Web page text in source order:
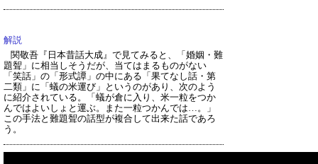
解説
関敬吾『日本昔話大成』で見てみると、「婚姻・難
題聟」に相当しそうだが、当てはまるものがない
「笑話」の「形式譚」の中にある「果てなし話・第
二類」に「蟻の米運び」というのがあり、次のよう
に紹介されている。「蟻が倉に入り、米一粒をつか
んではよいしょと運ぶ。また一粒つかんでは…。」
この手法と難題聟の話型が複合して出来た話であろ
う。